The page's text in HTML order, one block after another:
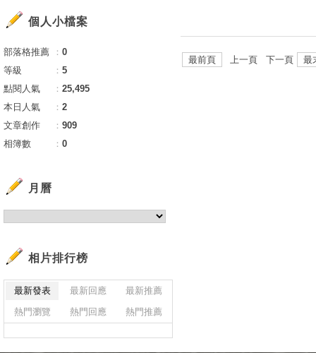
最前頁 上一頁 下一頁 最
個人小檔案
部落格推薦 ： 0
等級
： 5
點閱人氣
： 25,495
本日人氣
： 2
文章創作
： 909
相簿數
： 0
月曆
相片排行榜
最新發表 最新回應
最新推薦
熱門瀏覽
熱門回應 熱門推薦